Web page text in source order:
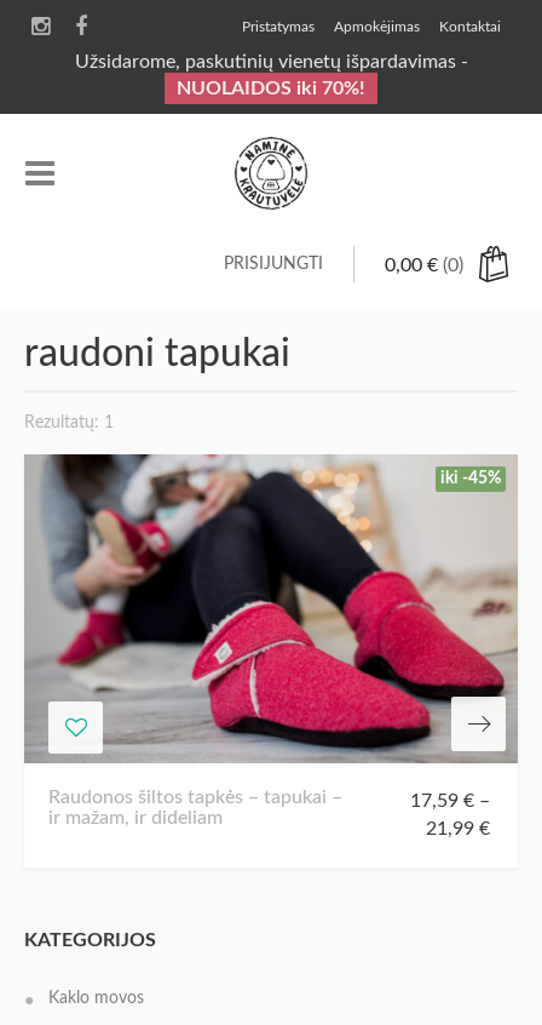
Pristatymas Apmokėjimas Kontaktai
Užsidarome, paskutinių vienetų išpardavimas -
NUOLAIDOS iki 70%!
0,00 € (0)
PRISIJUNGTI
raudoni tapukai
Rezultatų: 1
iki -45%
Raudonos šiltos tapkės – tapukai –
ir mažam, ir dideliam
17,59 €–
21,99 €
KATEGORIJOS
Kaklo movos